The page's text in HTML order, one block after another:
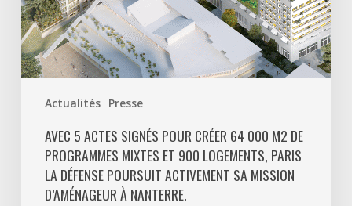
Actualités Presse
mixtes
et
900
logements,
Défense
poursuit
activement
AVEC 5 ACTES SIGNÉS POUR CRÉER 64 000 M2 DE
PROGRAMMES MIXTES ET 900 LOGEMENTS, PARIS
LA DÉFENSE POURSUIT ACTIVEMENT SA MISSION
D’AMÉNAGEUR À NANTERRE.